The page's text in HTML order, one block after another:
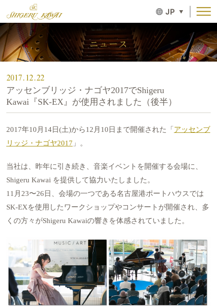
JP
ニュース
2017.12.22
アッセンブリッジ・ナゴヤ2017でShigeru
Kawai『SK-EX』が使用されました（後半）
2017年10月14日(土)から12月10日まで開催された「 アッセンブ
リッジ・ナゴヤ2017 」。
当社は、昨年に引き続き、音楽イベントを開催する会場に、
Shigeru Kawai を提供して協力いたしました。
11月23〜26日、会場の一つである名古屋港ポートハウスでは
SK-EXを使用したワークショップやコンサートが開催され、多
くの方々がShigeru Kawaiの響きを体感されていました。